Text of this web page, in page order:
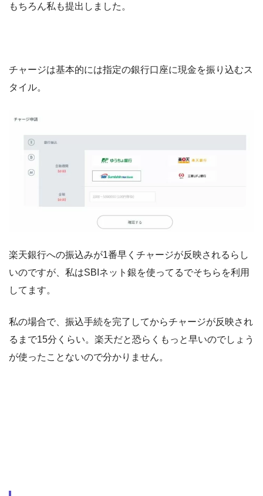
もちろん私も提出しました。
チャージは基本的には指定の銀行口座に現金を振り込むス
タイル。
楽天銀行への振込みが1番早くチャージが反映されるらし
いのですが、私はSBIネット銀を使ってるでそちらを利用
してます。
私の場合で、振込手続を完了してからチャージが反映され
るまで15分くらい。楽天だと恐らくもっと早いのでしょう
が使ったことないので分かりません。